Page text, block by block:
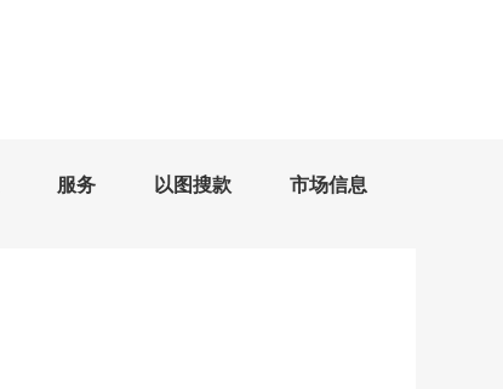
服务 以图搜款 市场信息